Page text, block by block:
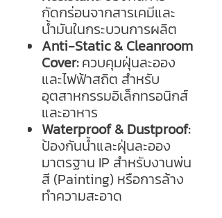
กัดกร่อนจากสารเคมีและ
น้ำมันในกระบวนการผลิต
Anti-Static & Cleanroom
Cover:ควบคุมฝุ่นละออง
และไฟฟ้าสถิต สำหรับ
อุตสาหกรรมอิเล็กทรอนิกส์
และอาหาร
Waterproof & Dustproof:
ป้องกันน้ำและฝุ่นละออง
มาตรฐาน IP สำหรับงานพ่น
สี (Painting) หรือการล้าง
ทำความสะอาด